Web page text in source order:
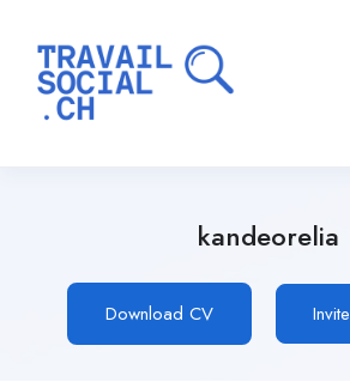
kandeorelia
Download CV Invite